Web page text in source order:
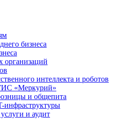
бизнеса
организаций
интеллекта и роботов
«Меркурий»
и общепита
инфраструктуры
и аудит